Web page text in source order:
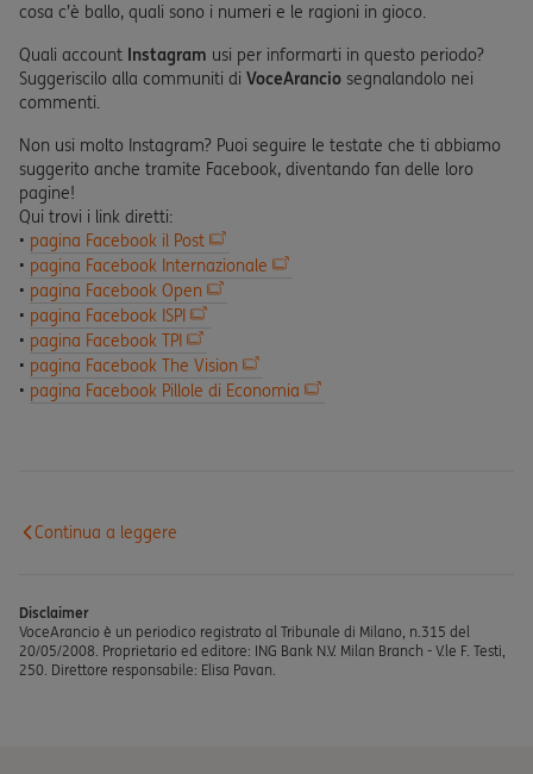
cosa c’è ballo, quali sono i numeri e le ragioni in gioco.
Quali account Instagram usi per informarti in questo periodo?
Suggeriscilo alla communiti di VoceArancio segnalandolo nei
commenti.
Non usi molto Instagram? Puoi seguire le testate che ti abbiamo
suggerito anche tramite Facebook, diventando fan delle loro
pagine!
Qui trovi i link diretti:
• pagina Facebook il Post
• pagina Facebook Internazionale
• pagina Facebook Open
• pagina Facebook ISPI
• pagina Facebook TPI
• pagina Facebook The Vision
• pagina Facebook Pillole di Economia
Continua a leggere
Disclaimer
VoceArancio è un periodico registrato al Tribunale di Milano, n.315 del
20/05/2008. Proprietario ed editore: ING Bank N.V. Milan Branch - V.le F. Testi,
250. Direttore responsabile: Elisa Pavan.